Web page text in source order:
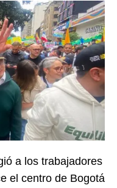
a los trabajadores
el centro de Bogotá